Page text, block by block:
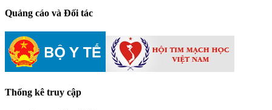
Quảng cáo và Đối tác
Thống kê truy cập